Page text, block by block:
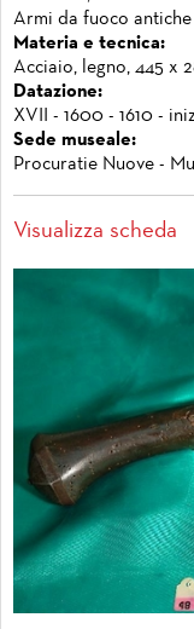
Armi da fuoco antiche
Materia e tecnica:
Acciaio, legno, 445 x
Datazione:
XVII - 1600 - 1610 -
Sede museale:
Procuratie Nuove -
Visualizza scheda